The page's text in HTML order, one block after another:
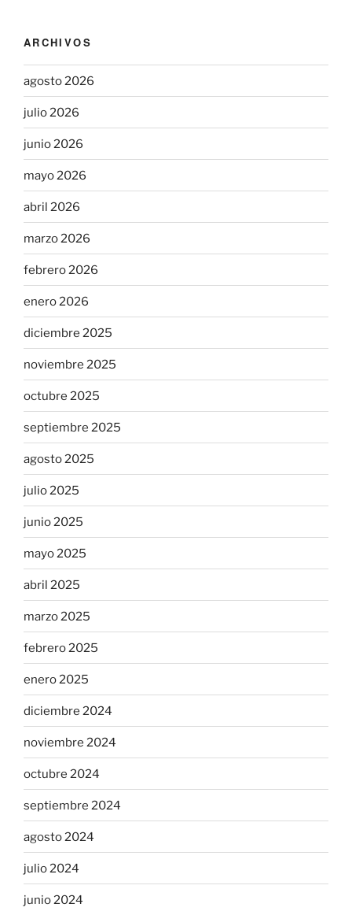
ARCHIVOS
agosto 2026
julio 2026
junio 2026
mayo 2026
abril 2026
marzo 2026
febrero 2026
enero 2026
diciembre 2025
noviembre 2025
octubre 2025
septiembre 2025
agosto 2025
julio 2025
junio 2025
mayo 2025
abril 2025
marzo 2025
febrero 2025
enero 2025
diciembre 2024
noviembre 2024
octubre 2024
septiembre 2024
agosto 2024
julio 2024
junio 2024